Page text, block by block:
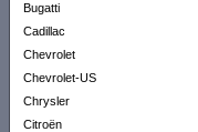
Bugatti
Cadillac
Chevrolet
Chevrolet-US
Chrysler
Citroën